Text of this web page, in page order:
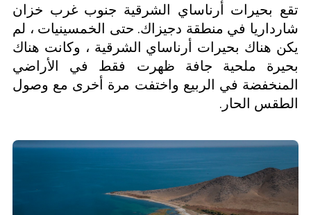
تقع بحيرات أرناساي الشرقية جنوب غرب خزان
شارداريا في منطقة دجيزاك. حتى الخمسينيات ، لم
يكن هناك بحيرات أرناساي الشرقية ، وكانت هناك
بحيرة ملحية جافة ظهرت فقط في الأراضي
المنخفضة في الربيع واختفت مرة أخرى مع وصول
الطقس الحار.